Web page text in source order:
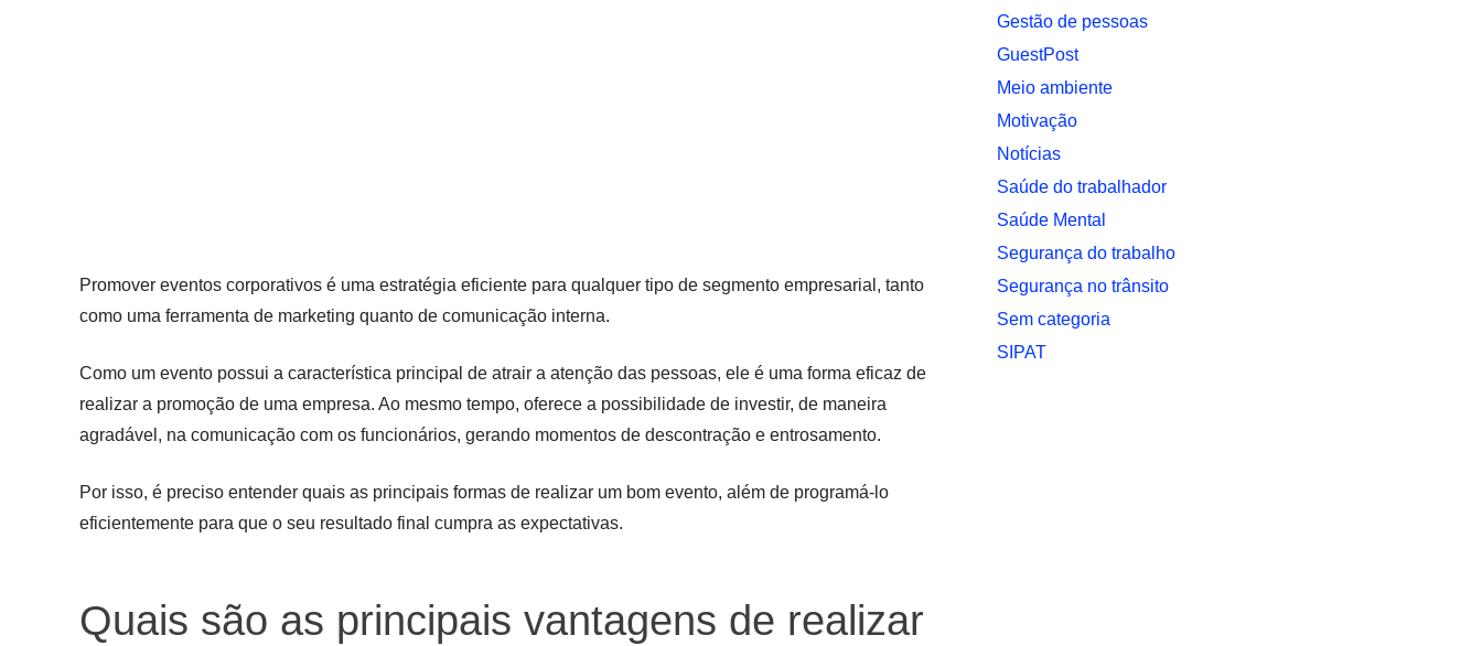
Promover eventos corporativos é uma estratégia eficiente para qualquer tipo de segmento empresarial, tanto
como uma ferramenta de marketing quanto de comunicação interna.
Como um evento possui a característica principal de atrair a atenção das pessoas, ele é uma forma eficaz de
realizar a promoção de uma empresa. Ao mesmo tempo, oferece a possibilidade de investir, de maneira
agradável, na comunicação com os funcionários, gerando momentos de descontração e entrosamento.
Por isso, é preciso entender quais as principais formas de realizar um bom evento, além de programá-lo
eficientemente para que o seu resultado final cumpra as expectativas.
Quais são as principais vantagens de realizar
Gestão de pessoas
GuestPost
Meio ambiente
Motivação
Notí­cias
Saúde do trabalhador
Saúde Mental
Segurança do trabalho
Segurança no trânsito
Sem categoria
SIPAT